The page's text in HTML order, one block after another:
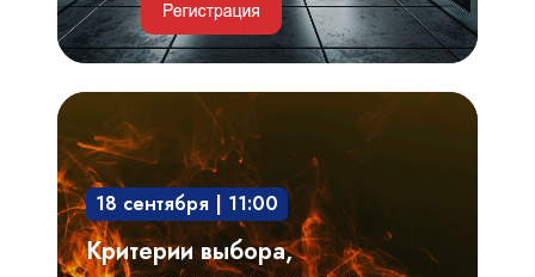
Критерии
выбора,
проектирование
системы
газового
18 сентября | 11:00
Критерии выбора,